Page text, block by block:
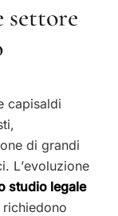
settore
capisaldi
di grandi
L’evoluzione
studio legale